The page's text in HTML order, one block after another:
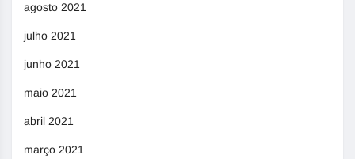
agosto 2021
julho 2021
junho 2021
maio 2021
abril 2021
março 2021